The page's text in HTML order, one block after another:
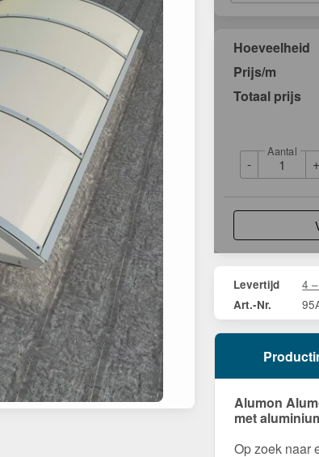
Hoeveelheid
Prijs/m
Totaal prijs
-
Aantal
+
Levertijd 4
Art.-Nr.
Alumon
met
Op zoek naar